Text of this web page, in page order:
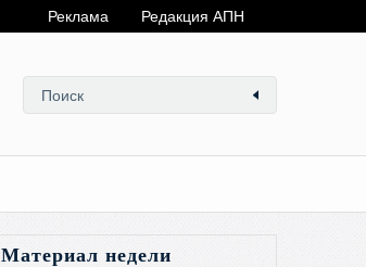
Реклама Редакция АПН
Материал недели